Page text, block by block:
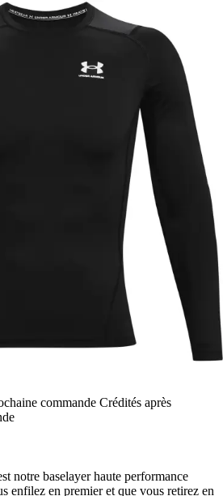
commande Crédités après
notre baselayer haute performance
enfilez en premier et que vous retirez en